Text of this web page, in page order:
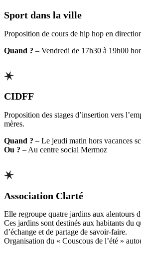
Sport dans la ville
Proposition de cours de hip hop en
Quand ? – Vendredi de 17h30 à 19h00
CIDFF
Proposition des stages d’insertion vers
mères.
Quand ? – Le jeudi matin hors vacances
Ou ? – Au centre social Mermoz
Association Clarté
Elle regroupe quatre jardins aux alentours
Ces jardins sont destinés aux habitants du
d’échange et de partage de savoir-faire.
Organisation du « Couscous de l’été »